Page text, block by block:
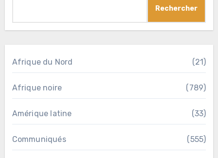
Rechercher
Afrique du Nord (21)
Afrique noire (789)
Amérique latine (33)
Communiqués (555)